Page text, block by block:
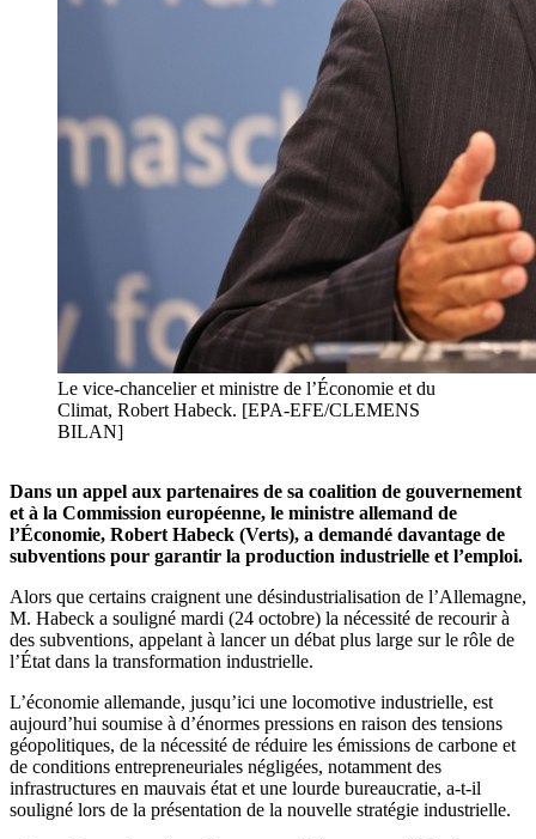
Le vice-chancelier et ministre de l’Économie et du
Climat, Robert Habeck. [EPA-EFE/CLEMENS
BILAN]
Dans un appel aux partenaires de sa coalition de gouvernement
et à la Commission européenne, le ministre allemand de
l’Économie, Robert Habeck (Verts), a demandé davantage de
subventions pour garantir la production industrielle et l’emploi.
Alors que certains craignent une désindustrialisation de l’Allemagne,
M. Habeck a souligné mardi (24 octobre) la nécessité de recourir à
des subventions, appelant à lancer un débat plus large sur le rôle de
l’État dans la transformation industrielle.
L’économie allemande, jusqu’ici une locomotive industrielle, est
aujourd’hui soumise à d’énormes pressions en raison des tensions
géopolitiques, de la nécessité de réduire les émissions de carbone et
de conditions entrepreneuriales négligées, notamment des
infrastructures en mauvais état et une lourde bureaucratie, a-t-il
souligné lors de la présentation de la nouvelle stratégie industrielle.